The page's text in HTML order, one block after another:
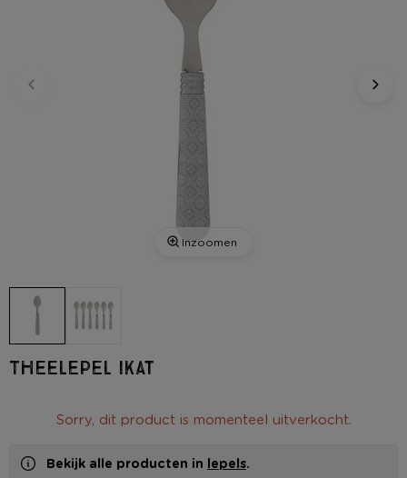
Inzoomen
Theelepel Ikat
Sorry, dit product is momenteel uitverkocht.
Bekijk alle producten in lepels.